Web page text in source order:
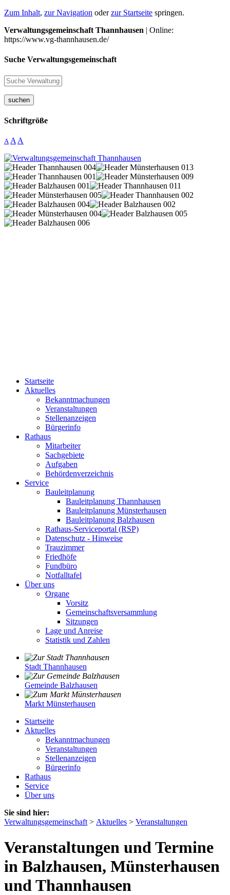
Zum Inhalt, zur Navigation oderzur Startseite springen.
Verwaltungsgemeinschaft Thannhausen | Online:
https://www.vg-thannhausen.de/
Suche Verwaltungsgemeinschaft
suchen
Schriftgröße
A A A
Startseite
Aktuelles
Bekanntmachungen
Veranstaltungen
Stellenanzeigen
Bürgerinfo
Rathaus
Mitarbeiter
Sachgebiete
Aufgaben
Behördenverzeichnis
Service
Bauleitplanung
Bauleitplanung Thannhausen
Bauleitplanung Münsterhausen
Bauleitplanung Balzhausen
Rathaus-Serviceportal (RSP)
Datenschutz - Hinweise
Trauzimmer
Friedhöfe
Fundbüro
Notfalltafel
Über uns
Organe
Vorsitz
Gemeinschaftsversammlung
Sitzungen
Lage und Anreise
Statistik und Zahlen
Stadt Thannhausen
Gemeinde Balzhausen
Markt Münsterhausen
Startseite
Aktuelles
Bekanntmachungen
Veranstaltungen
Stellenanzeigen
Bürgerinfo
Rathaus
Service
Über uns
Sie sind hier:
Verwaltungsgemeinschaft > Aktuelles > Veranstaltungen
Veranstaltungen und Termine
in Balzhausen, Münsterhausen
und Thannhausen